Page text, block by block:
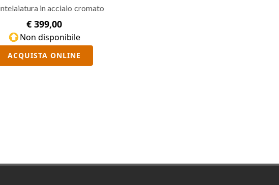
in acciaio cromato
il modello degli anni '60.
25 Watt (per un massimo di
a 4ohm) ed è dotato di
analogico e
€ 399,00
Non disponibile
ACQUISTA ONLINE